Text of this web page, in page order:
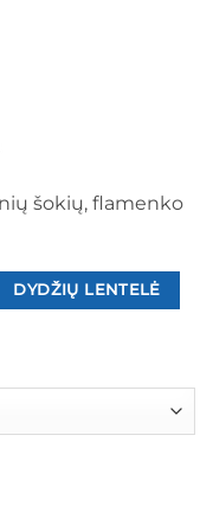
šokių, flamenko
DYDŽIŲ LENTELĖ